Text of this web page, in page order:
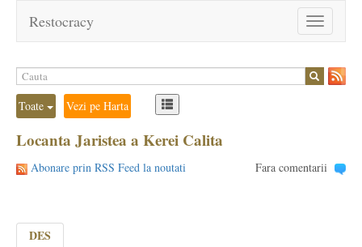
Toggle
navigation
Restocracy
Toate Vezi pe Harta
Locanta Jaristea a Kerei Calita
Abonare prin RSS Feed la noutati Fara comentarii
DES